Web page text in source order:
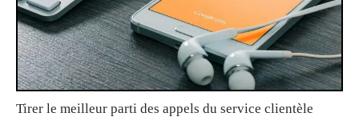
Tirer le meilleur parti des appels du service clientèle